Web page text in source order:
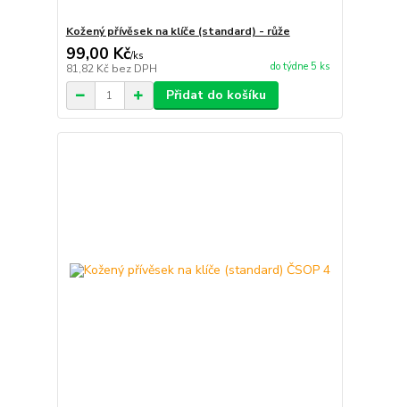
Kožený přívěsek na klíče (standard) - růže
99,00 Kč/ks
81,82 Kč bez DPH do týdne 5 ks
Přidat do košíku